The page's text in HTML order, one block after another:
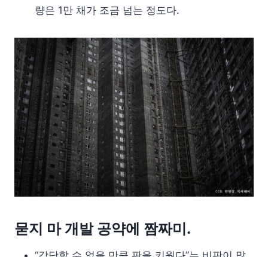
량은 1만 채가 조금 넘는 정도다.
묻지 마 개발 공약에 짬짜미.